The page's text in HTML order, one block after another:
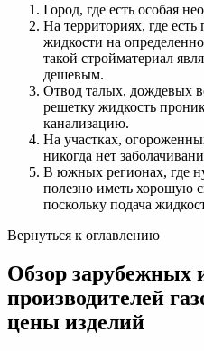
Город, где есть особая
На территориях, где
жидкости на
такой стройматериал
дешевым.
Отвод талых, дождевых
решетку жидкость
канализацию.
На участках,
никогда нет
В южных регионах, где
полезно иметь хорошую
поскольку подача
Вернуться к оглавлению
Обзор зарубежных
производителей
цены изделий